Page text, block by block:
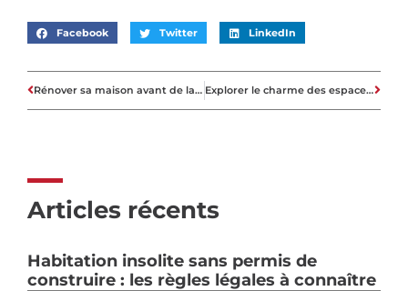
Facebook Twitter LinkedIn
Rénover sa maison avant de la mettre en vente : est-ce une bonne idée ? Explorer le charme des espaces atypiques dans le monde immobilier
Articles récents
Habitation insolite sans permis de
construire : les règles légales à connaître